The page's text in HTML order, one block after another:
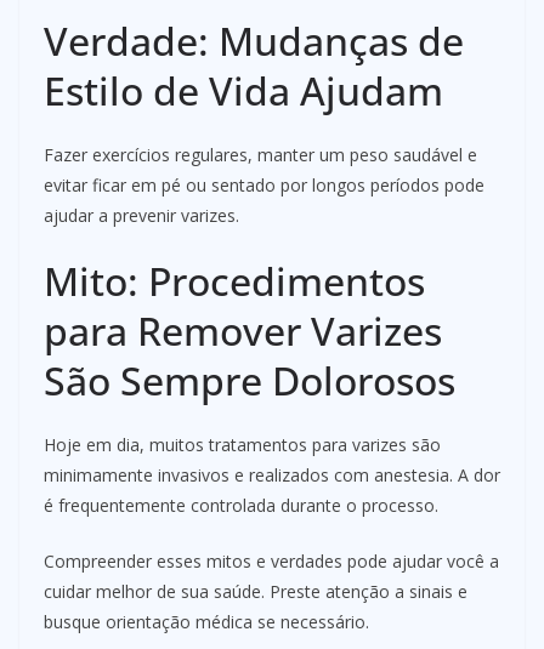
Verdade: Mudanças de
Estilo de Vida Ajudam
Fazer exercícios regulares, manter um peso saudável e
evitar ficar em pé ou sentado por longos períodos pode
ajudar a prevenir varizes.
Mito: Procedimentos
para Remover Varizes
São Sempre Dolorosos
Hoje em dia, muitos tratamentos para varizes são
minimamente invasivos e realizados com anestesia. A dor
é frequentemente controlada durante o processo.
Compreender esses mitos e verdades pode ajudar você a
cuidar melhor de sua saúde. Preste atenção a sinais e
busque orientação médica se necessário.